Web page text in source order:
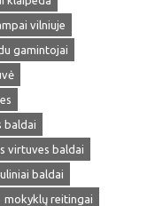
vilniuje
gamintojai
baldai
virtuves baldai
baldai
mokyklų reitingai